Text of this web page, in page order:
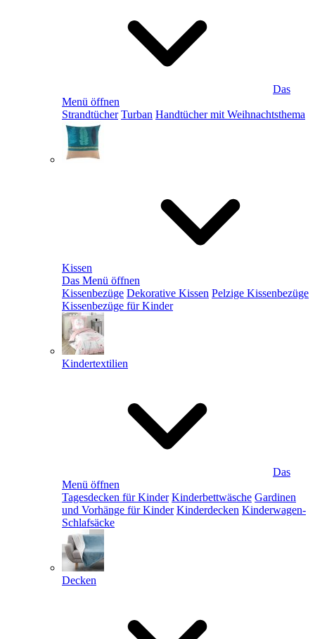
Das
Menü öffnen
Strandtücher Turban Handtücher mit Weihnachtsthema
Kissen
Das Menü öffnen
Kissenbezüge Dekorative Kissen Pelzige Kissenbezüge
Kissenbezüge für Kinder
Kindertextilien
Das
Menü öffnen
Tagesdecken für Kinder Kinderbettwäsche Gardinen
und Vorhänge für Kinder Kinderdecken Kinderwagen-
Schlafsäcke
Decken